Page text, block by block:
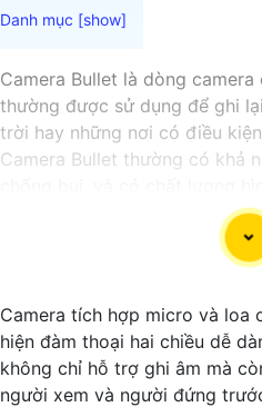
Camera Bullet là dòng
thường được sử dụng để ghi
trời hay những nơi có điều
Camera Bullet thường có khả
pháp hiệu quả để bảo vệ an
Camera tích hợp micro và loa
hiện đàm thoại hai chiều dễ
không chỉ hỗ trợ ghi âm mà
người xem và người đứng